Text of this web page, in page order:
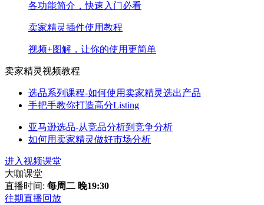
各功能简介，快速入门必看
卖家精灵插件使用教程
视频+图解，让你的使用更简单
卖家精灵视频教程
选品系列课程-如何使用卖家精灵选出产品
手把手教你打造高分Listing
亚马逊选品-从竞品分析到竞争分析
如何用卖家精灵做好市场分析
进入视频课堂
大咖课堂
直播时间: 每周二 晚19:30
往期直播回放